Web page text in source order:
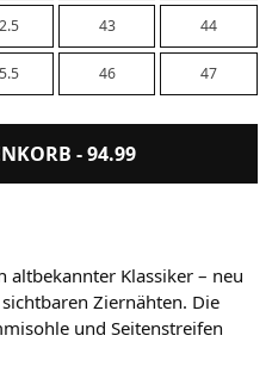
43 44
46 47
-94.99
altbekannter Klassiker – neu
Ziernähten. Die
und Seitenstreifen